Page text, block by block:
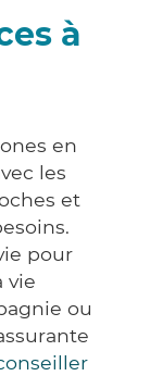
à
en
les
et
pour
vie
ou